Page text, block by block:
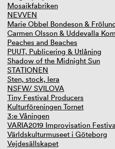
Mosaikfabriken
NEVVEN
Marie Obbel Bondeson &
Carmen Olsson & Uddevalla
Peaches and Beaches
PUUT, Publicering & Utlåning
Shadow of the Midnight Sun
STATIONEN
Sten, stock, lera
NSFW/ SVILOVA
Tiny Festival Producers
Kulturföreningen Tornet
3:e Våningen
VARIA2019 Improvisation
Världskulturmuseet i Göteborg
Vejdesällskapet